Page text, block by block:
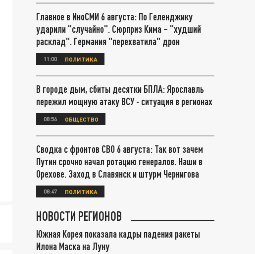
Главное в ИноСМИ 6 августа: По Геленджику
ударили "случайно". Сюрприз Кима – "худший
расклад". Германия "перехватила" дрон
11:00 ПОЛИТИКА
В городе дым, сбиты десятки БПЛА: Ярославль
пережил мощную атаку ВСУ - ситуация в регионах
08:56 ОБЩЕСТВО
Сводка с фронтов СВО 6 августа: Так вот зачем
Путин срочно начал ротацию генералов. Наши в
Орехове. Заход в Славянск и штурм Чернигова
08:47 ПОЛИТИКА
НОВОСТИ РЕГИОНОВ
Южная Корея показала кадры падения ракеты
Илона Маска на Луну